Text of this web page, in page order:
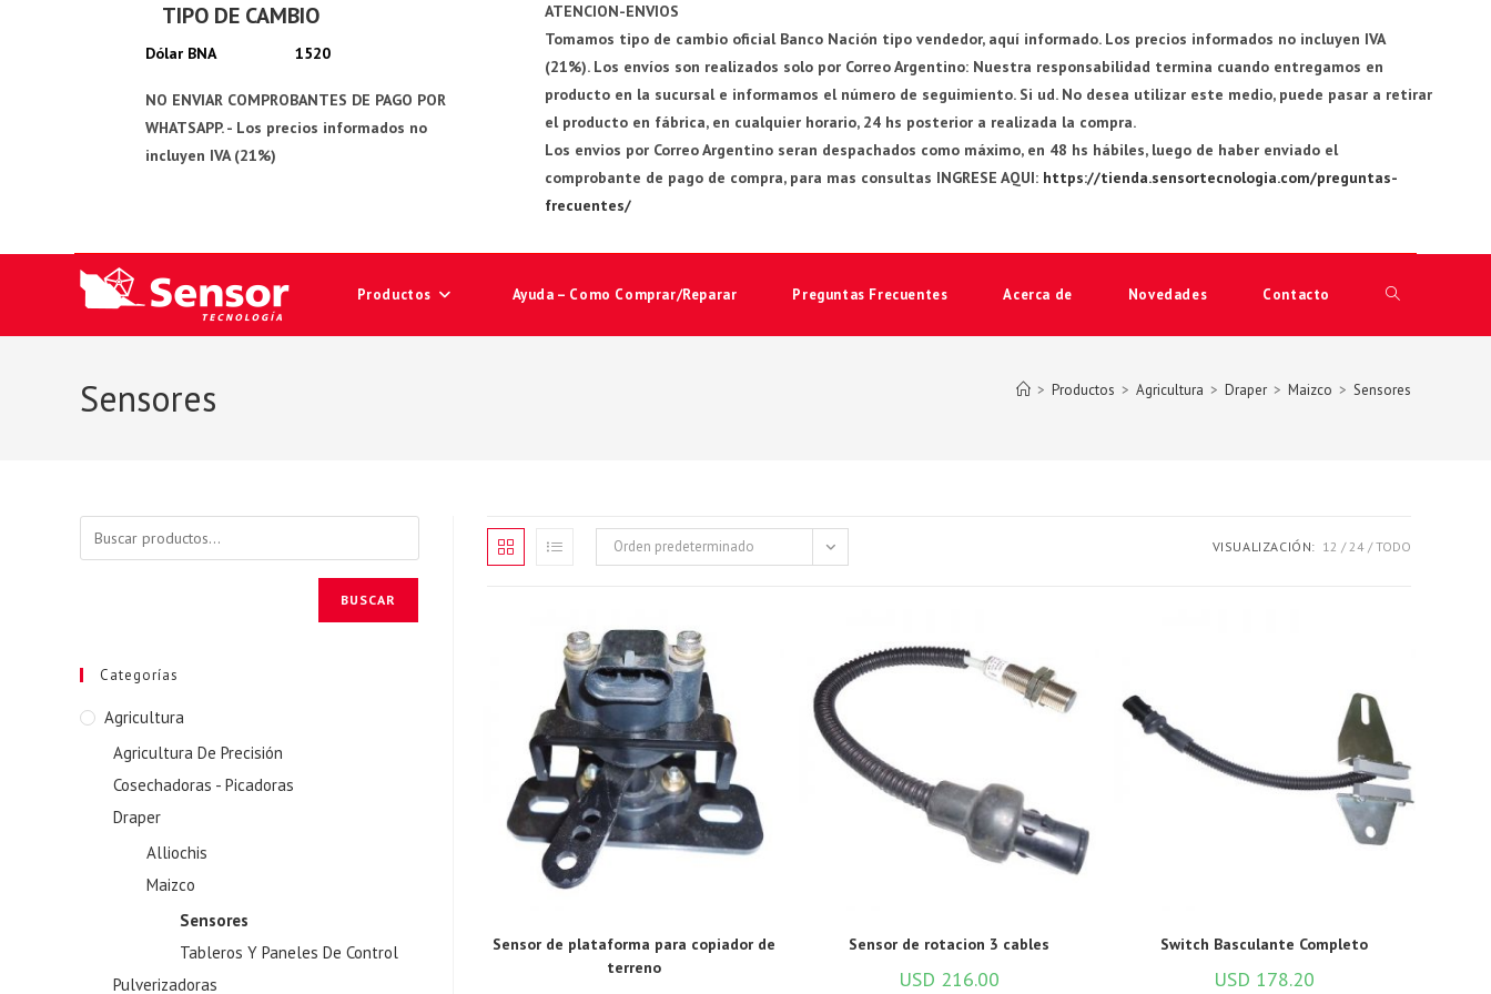
TIPO DE CAMBIO
1520
ATENCION-ENVIOS
Tomamos tipo de cambio oficial Banco Nación tipo vendedor, aquí informado. Los precios informados no incluyen IVA
(21%). Los envíos son realizados solo por Correo Argentino: Nuestra responsabilidad termina cuando entregamos en
producto en la sucursal e informamos el número de seguimiento. Si ud. No desea utilizar este medio, puede pasar a retirar
el producto en fábrica, en cualquier horario, 24 hs posterior a realizada la compra.
Los envios por Correo Argentino seran despachados como máximo, en 48 hs hábiles, luego de haber enviado el
comprobante de pago de compra, para mas consultas INGRESE AQUI: https://tienda.sensortecnologia.com/preguntas-
frecuentes/
Productos Ayuda – Como Comprar/Reparar Preguntas Frecuentes Acerca de Novedades Contacto Alternar
la
Sensores > Productos > Agricultura > Draper > Maizco > Sensores
BUSCAR
Categorías
Agricultura
Agricultura De Precisión
Cosechadoras - Picadoras
Draper
Alliochis
Maizco
Sensores
Tableros Y Paneles De Control
Pulverizadoras
Orden predeterminado VISUALIZACIÓN: 12 24 TODO
Sensor de plataforma para copiador de
terreno
Sensor de rotacion 3 cables
USD 216.00
Switch Basculante Completo
USD 178.20